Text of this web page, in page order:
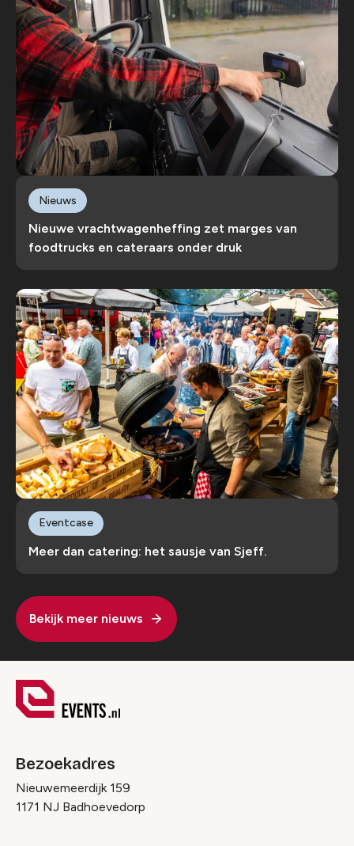
Nieuwe vrachtwagenheffing zet marges van
foodtrucks en cateraars onder druk
Nieuws
Meer dan catering: het sausje van Sjeff.
Eventcase
Bekijk meer nieuws
Bezoekadres
Nieuwemeerdijk 159
1171 NJ Badhoevedorp